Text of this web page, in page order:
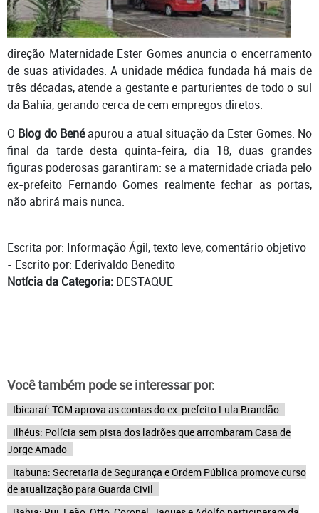
direção Maternidade Ester Gomes anuncia o encerramento
de suas atividades. A unidade médica fundada há mais de
três décadas, atende a gestante e parturientes de todo o sul
da Bahia, gerando cerca de cem empregos diretos.
O Blog do Benéapurou a atual situação da Ester Gomes. No
final da tarde desta quinta-feira, dia 18, duas grandes
figuras poderosas garantiram: se a maternidade criada pelo
ex-prefeito Fernando Gomes realmente fechar as portas,
não abrirá mais nunca.
Escrita por: Informação Ágil, texto leve, comentário objetivo
- Escrito por: Ederivaldo Benedito
Notícia da Categoria: DESTAQUE
Você também pode se interessar por:
Ibicaraí: TCM aprova as contas do ex-prefeito Lula Brandão
Ilhéus: Polícia sem pista dos ladrões que arrombaram Casa de
Jorge Amado
Itabuna: Secretaria de Segurança e Ordem Pública promove curso
de atualização para Guarda Civil